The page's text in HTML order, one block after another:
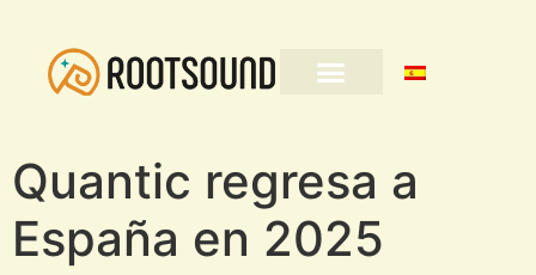
Quantic regresa a
España en 2025